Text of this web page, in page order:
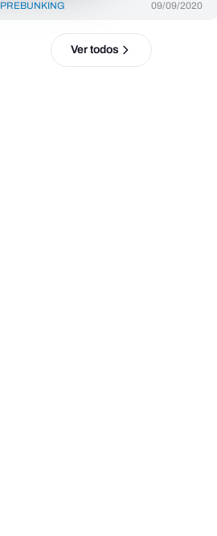
PREBUNKING 09/09/2020
Ver todos